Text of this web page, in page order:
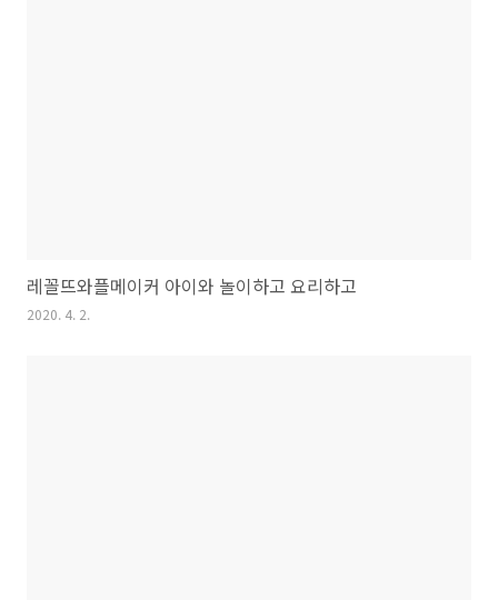
레꼴뜨와플메이커 아이와 놀이하고 요리하고
2020. 4. 2.